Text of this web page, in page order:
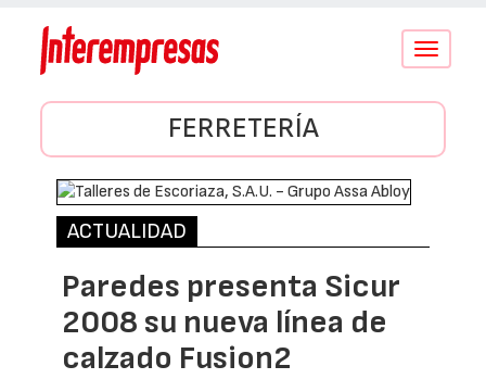
Conmutar
FERRETERÍA
ACTUALIDAD
Paredes presenta Sicur
2008 su nueva línea de
calzado Fusion2